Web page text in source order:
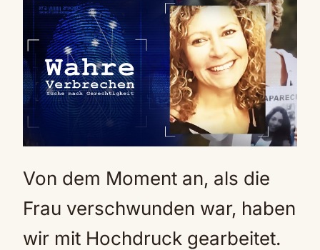
Von dem Moment an, als die
Frau verschwunden war, haben
wir mit Hochdruck gearbeitet.